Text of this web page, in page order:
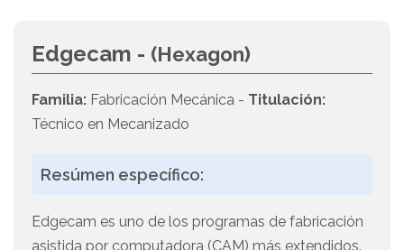
Edgecam - (Hexagon)
Familia: Fabricación Mecánica - Titulación:
Técnico en Mecanizado
Resúmen específico:
Edgecam es uno de los programas de fabricación
asistida por computadora (CAM) más extendidos.